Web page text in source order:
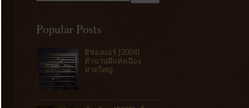
Popular Posts
ผีช่องแอร์ [2004]
ตำนานผีแห่งเมือง
หาดใหญ่